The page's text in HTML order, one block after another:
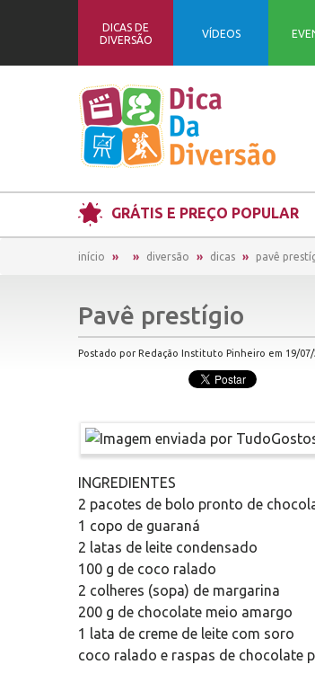
DICAS DE
DIVERSÃO
VÍDEOS
GRÁTIS E PREÇO POPULAR
início diversão dicas pavê
Pavê prestígio
Postado por Redação Instituto Pinheiro em 19/07/
INGREDIENTES
2 pacotes de bolo pronto de
1 copo de guaraná
2 latas de leite condensado
100 g de coco ralado
2 colheres (sopa) de margarina
200 g de chocolate meio amargo
1 lata de creme de leite com soro
coco ralado e raspas de chocolate